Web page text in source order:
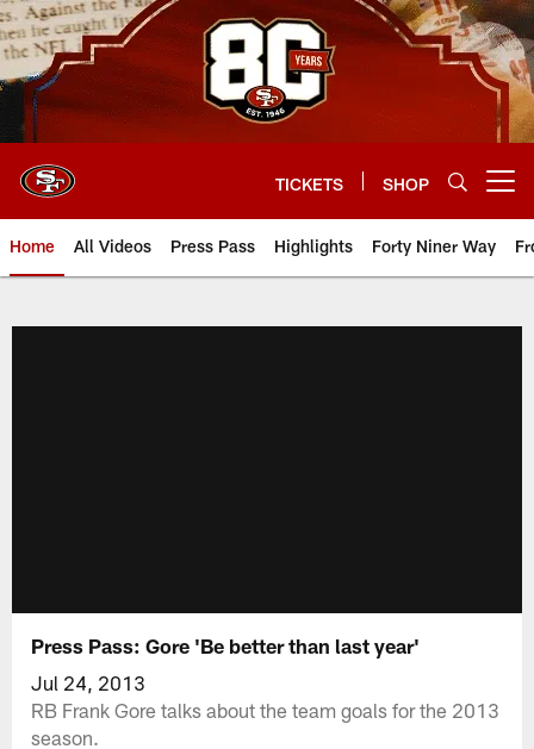
Skip
to
main
content
TICKETS SHOP
Home All Videos Press Pass Highlights Forty Niner Way
Press Pass: Gore 'Be better than last year'
Jul 24, 2013
RB Frank Gore talks about the team goals for the 2013
season.